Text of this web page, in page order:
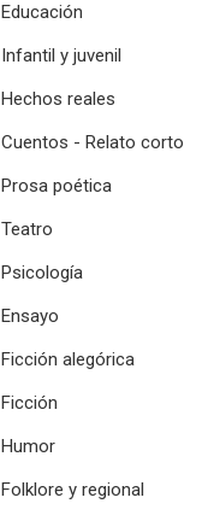
Educación
Infantil y juvenil
Hechos reales
Cuentos - Relato corto
Prosa poética
Teatro
Psicología
Ensayo
Ficción alegórica
Ficción
Humor
Folklore y regional